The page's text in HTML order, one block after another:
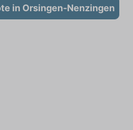
in Orsingen-Nenzingen